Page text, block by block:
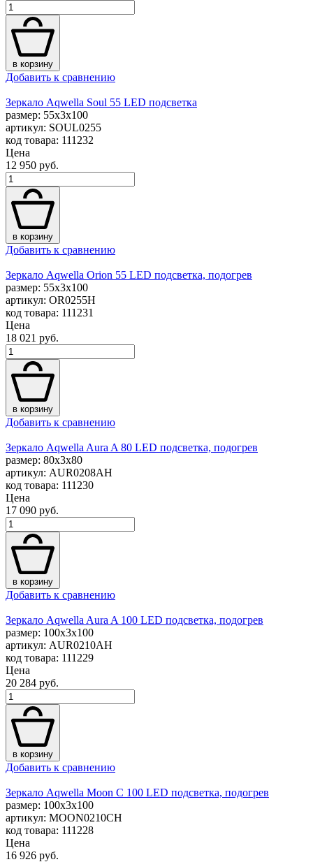
в корзину
Добавить к сравнению
Зеркало Aqwella Soul 55 LED подсветка
размер: 55x3x100
артикул: SOUL0255
код товара: 111232
Цена
12 950 руб.
в корзину
Добавить к сравнению
Зеркало Aqwella Orion 55 LED подсветка, подогрев
размер: 55x3x100
артикул: OR0255H
код товара: 111231
Цена
18 021 руб.
в корзину
Добавить к сравнению
Зеркало Aqwella Aura A 80 LED подсветка, подогрев
размер: 80x3x80
артикул: AUR0208AH
код товара: 111230
Цена
17 090 руб.
в корзину
Добавить к сравнению
Зеркало Aqwella Aura A 100 LED подсветка, подогрев
размер: 100x3x100
артикул: AUR0210AH
код товара: 111229
Цена
20 284 руб.
в корзину
Добавить к сравнению
Зеркало Aqwella Moon C 100 LED подсветка, подогрев
размер: 100x3x100
артикул: MOON0210CH
код товара: 111228
Цена
16 926 руб.